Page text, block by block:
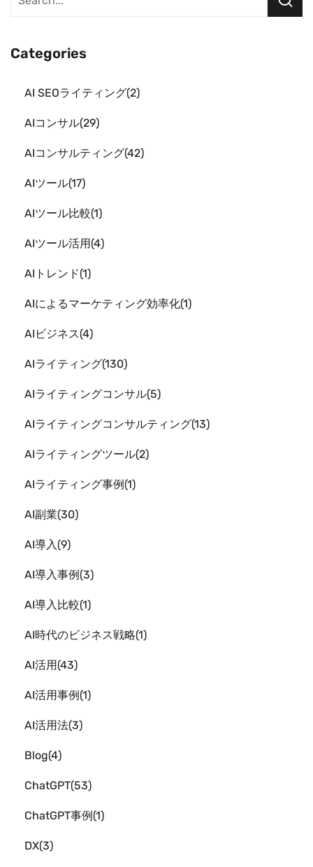
Categories
AI SEOライティング 2
AIコンサル 29
AIコンサルティング 42
AIツール 17
AIツール比較 1
AIツール活用 4
AIトレンド 1
AIによるマーケティング効率化 1
AIビジネス 4
AIライティング 130
AIライティングコンサル 5
AIライティングコンサルティング 13
AIライティングツール 2
AIライティング事例 1
AI副業 30
AI導入 9
AI導入事例 3
AI導入比較 1
AI時代のビジネス戦略 1
AI活用 43
AI活用事例 1
AI活用法 3
Blog 4
ChatGPT 53
ChatGPT事例 1
DX 3